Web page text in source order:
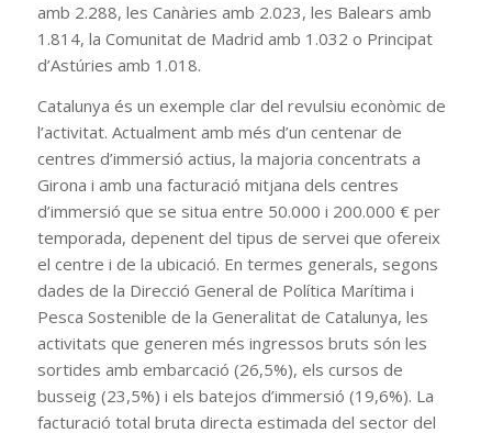
amb 2.288, les Canàries amb 2.023, les Balears amb
1.814, la Comunitat de Madrid amb 1.032 o Principat
d’Astúries amb 1.018.
Catalunya és un exemple clar del revulsiu econòmic de
l’activitat. Actualment amb més d’un centenar de
centres d’immersió actius, la majoria concentrats a
Girona i amb una facturació mitjana dels centres
d’immersió que se situa entre 50.000 i 200.000 € per
temporada, depenent del tipus de servei que ofereix
el centre i de la ubicació. En termes generals, segons
dades de la Direcció General de Política Marítima i
Pesca Sostenible de la Generalitat de Catalunya, les
activitats que generen més ingressos bruts són les
sortides amb embarcació (26,5%), els cursos de
busseig (23,5%) i els batejos d’immersió (19,6%). La
facturació total bruta directa estimada del sector del